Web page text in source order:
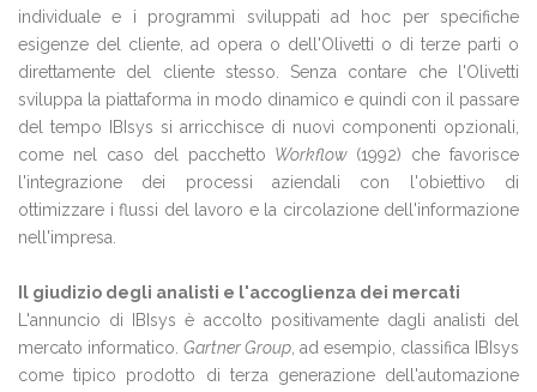
individuale e i programmi sviluppati ad hoc per specifiche
esigenze del cliente, ad opera o dell'Olivetti o di terze parti o
direttamente del cliente stesso. Senza contare che l'Olivetti
sviluppa la piattaforma in modo dinamico e quindi con il passare
del tempo IBIsys si arricchisce di nuovi componenti opzionali,
come nel caso del pacchetto Workflow (1992) che favorisce
l'integrazione dei processi aziendali con l'obiettivo di
ottimizzare i flussi del lavoro e la circolazione dell'informazione
nell'impresa.
Il giudizio degli analisti e l'accoglienza dei mercati
L'annuncio di IBIsys è accolto positivamente dagli analisti del
mercato informatico. Gartner Group , ad esempio, classifica IBIsys
come tipico prodotto di terza generazione dell'automazione